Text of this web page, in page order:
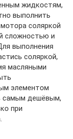
жидкостям,
выполнить
соляркой
сложностью и
выполнения
соляркой,
масляными
элементом
самым дешёвым,
при